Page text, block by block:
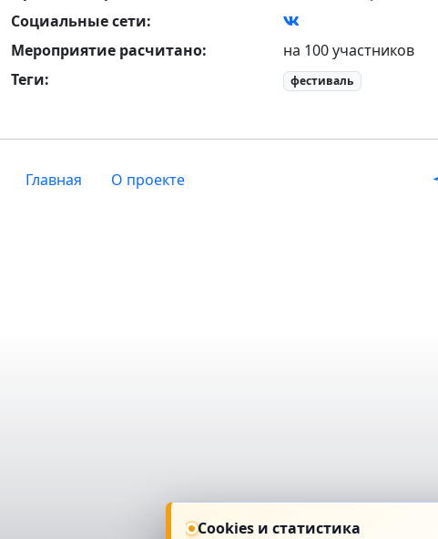
Социальные сети:
Мероприятие расчитано:
на 100 участников
Теги: фестиваль
Главная О проекте
Cookies и статистика